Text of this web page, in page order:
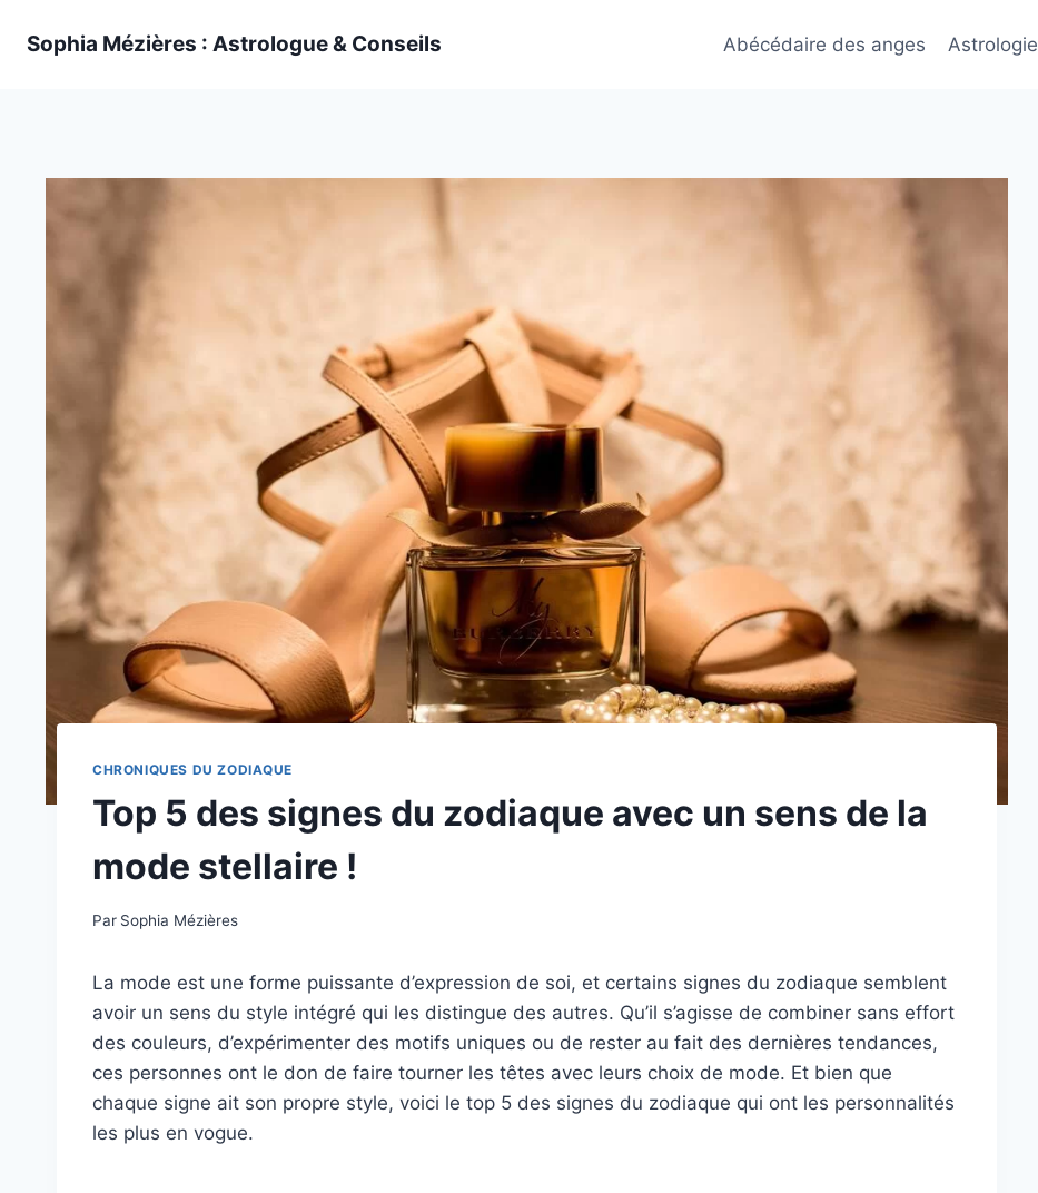
Sophia Mézières : Astrologue & Conseils Abécédaire des anges Astrologie
CHRONIQUES DU ZODIAQUE
Top 5 des signes du zodiaque avec un sens de la
mode stellaire !
Par Sophia Mézières
La mode est une forme puissante d’expression de soi, et certains signes du zodiaque semblent
avoir un sens du style intégré qui les distingue des autres. Qu’il s’agisse de combiner sans effort
des couleurs, d’expérimenter des motifs uniques ou de rester au fait des dernières tendances,
ces personnes ont le don de faire tourner les têtes avec leurs choix de mode. Et bien que
chaque signe ait son propre style, voici le top 5 des signes du zodiaque qui ont les personnalités
les plus en vogue.